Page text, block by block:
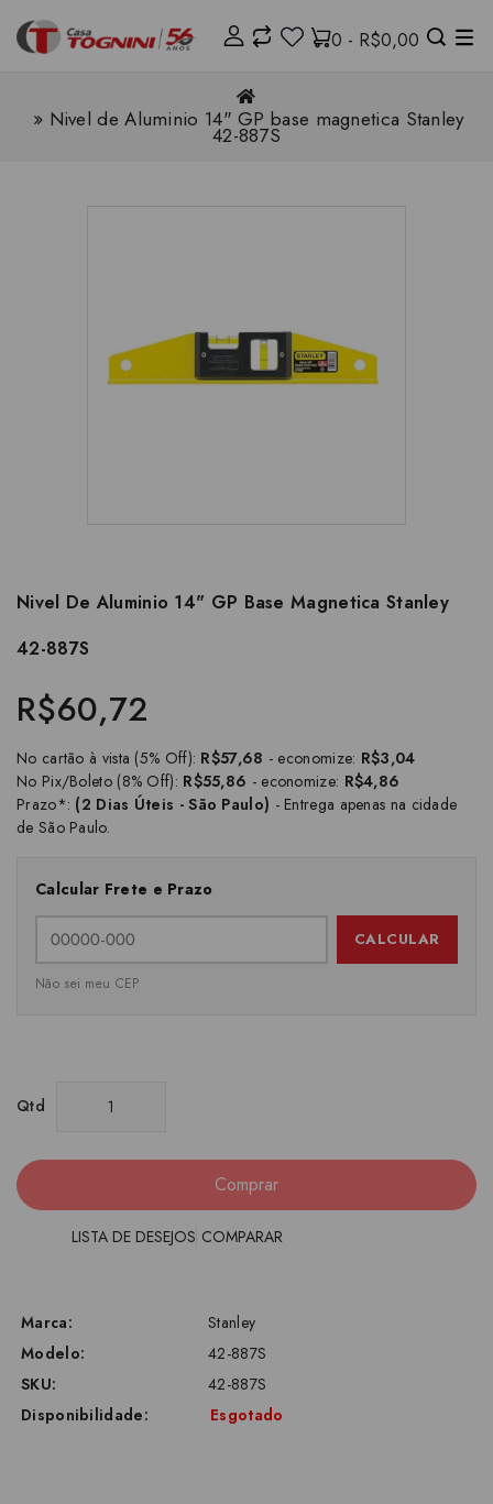
0 - R$0,00
Nivel de Aluminio 14" GP base magnetica Stanley
42-887S
Nivel De Aluminio 14" GP Base Magnetica Stanley
42-887S
R$60,72
No cartão à vista (5% Off): R$57,68 - economize: R$3,04
No Pix/Boleto (8% Off): R$55,86 - economize: R$4,86
Prazo*: (2 Dias Úteis - São Paulo) - Entrega apenas na cidade
de São Paulo.
Calcular Frete e Prazo
CALCULAR
Não sei meu CEP
Qtd
Comprar
LISTA DE DESEJOS COMPARAR
Marca:
Stanley
Modelo:
42-887S
SKU:
42-887S
Disponibilidade:
Esgotado